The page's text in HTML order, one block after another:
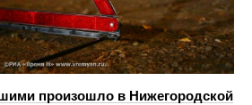
произошло в Нижегородской